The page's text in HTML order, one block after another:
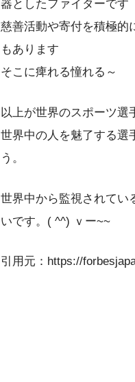
器としたファイターです
慈善活動や寄付を積極的
もあります
そこに痺れる憧れる～
以上が世界のスポーツ選
世界中の人を魅了する選
う。
世界中から監視されてい
いです。( ^^) ｖー~~
引用元：https://